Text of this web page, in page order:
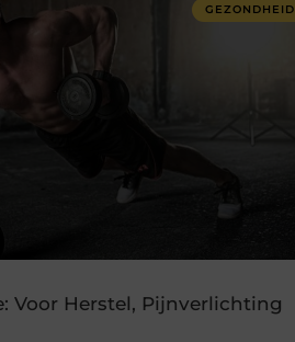
GEZONDHEID
Voor Herstel, Pijnverlichting